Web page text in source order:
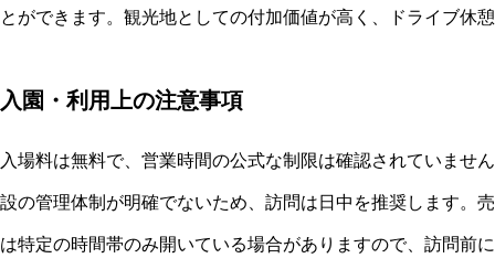
とができます。観光地としての付加価値が高く、ドライブ休
入園・利用上の注意事項
入場料は無料で、営業時間の公式な制限は確認されていませ
設の管理体制が明確でないため、訪問は日中を推奨します。
は特定の時間帯のみ開いている場合がありますので、訪問前